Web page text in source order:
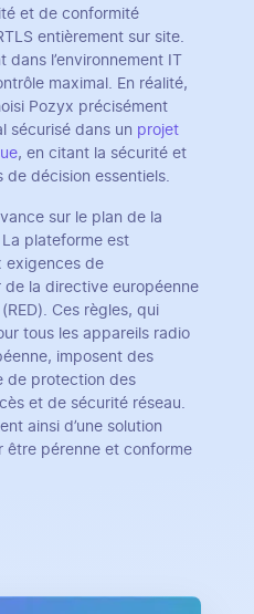
et de conformité
entièrement sur site.
dans l’environnement IT
maximal. En réalité,
Pozyx précisément
sécurisé dans un projet
, en citant la sécurité et
décision essentiels.
sur le plan de la
plateforme est
exigences de
la directive européenne
Ces règles, qui
tous les appareils radio
imposent des
de protection des
et de sécurité réseau.
ainsi d’une solution
être pérenne et conforme